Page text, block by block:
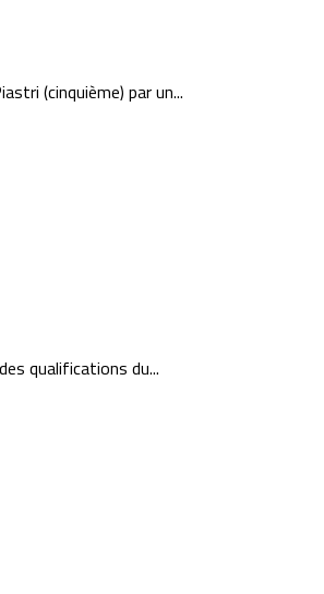
(cinquième) par un...
qualifications du...